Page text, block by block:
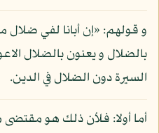
و قولهم: «إن أبانا لفي
بالضلال و يعنون بالضلال
السيرة دون الضلال في الدين.
أما أولا: فلأن ذلك هو مقتضى